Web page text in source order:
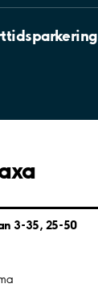
3-35, 25-50